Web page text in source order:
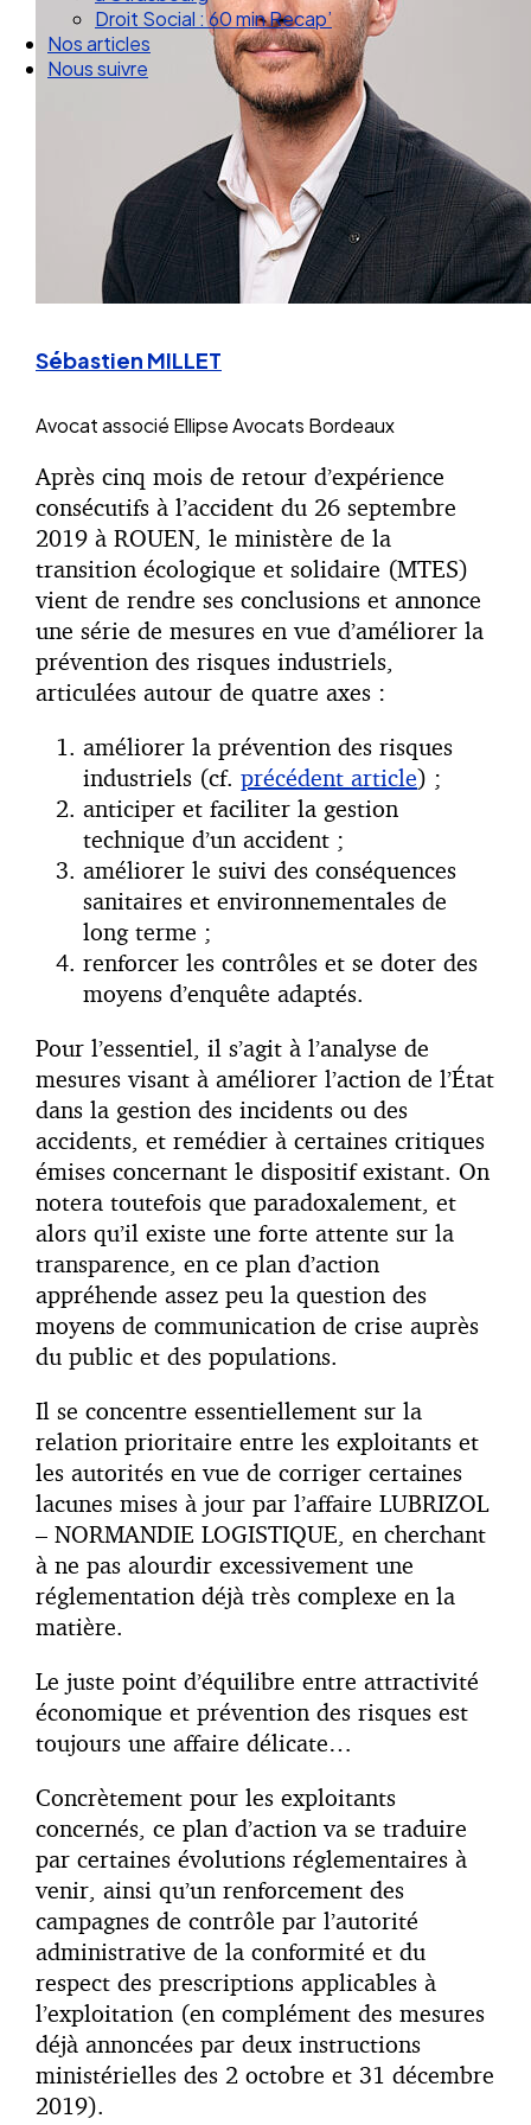
Droit Social : 60 min Recap’
Nos articles
Nous suivre
Sébastien MILLET
Avocat associé Ellipse Avocats Bordeaux
Après cinq mois de retour d’expérience
consécutifs à l’accident du 26 septembre
2019 à ROUEN, le ministère de la
transition écologique et solidaire (MTES)
vient de rendre ses conclusions et annonce
une série de mesures en vue d’améliorer la
prévention des risques industriels,
articulées autour de quatre axes :
améliorer la prévention des risques
industriels (cf. précédent article) ;
anticiper et faciliter la gestion
technique d’un accident ;
améliorer le suivi des conséquences
sanitaires et environnementales de
long terme ;
renforcer les contrôles et se doter des
moyens d’enquête adaptés.
Pour l’essentiel, il s’agit à l’analyse de
mesures visant à améliorer l’action de l’État
dans la gestion des incidents ou des
accidents, et remédier à certaines critiques
émises concernant le dispositif existant. On
notera toutefois que paradoxalement, et
alors qu’il existe une forte attente sur la
transparence, en ce plan d’action
appréhende assez peu la question des
moyens de communication de crise auprès
du public et des populations.
Il se concentre essentiellement sur la
relation prioritaire entre les exploitants et
les autorités en vue de corriger certaines
lacunes mises à jour par l’affaire LUBRIZOL
– NORMANDIE LOGISTIQUE, en cherchant
à ne pas alourdir excessivement une
réglementation déjà très complexe en la
matière.
Le juste point d’équilibre entre attractivité
économique et prévention des risques est
toujours une affaire délicate…
Concrètement pour les exploitants
concernés, ce plan d’action va se traduire
par certaines évolutions réglementaires à
venir, ainsi qu’un renforcement des
campagnes de contrôle par l’autorité
administrative de la conformité et du
respect des prescriptions applicables à
l’exploitation (en complément des mesures
déjà annoncées par deux instructions
ministérielles des 2 octobre et 31 décembre
2019).